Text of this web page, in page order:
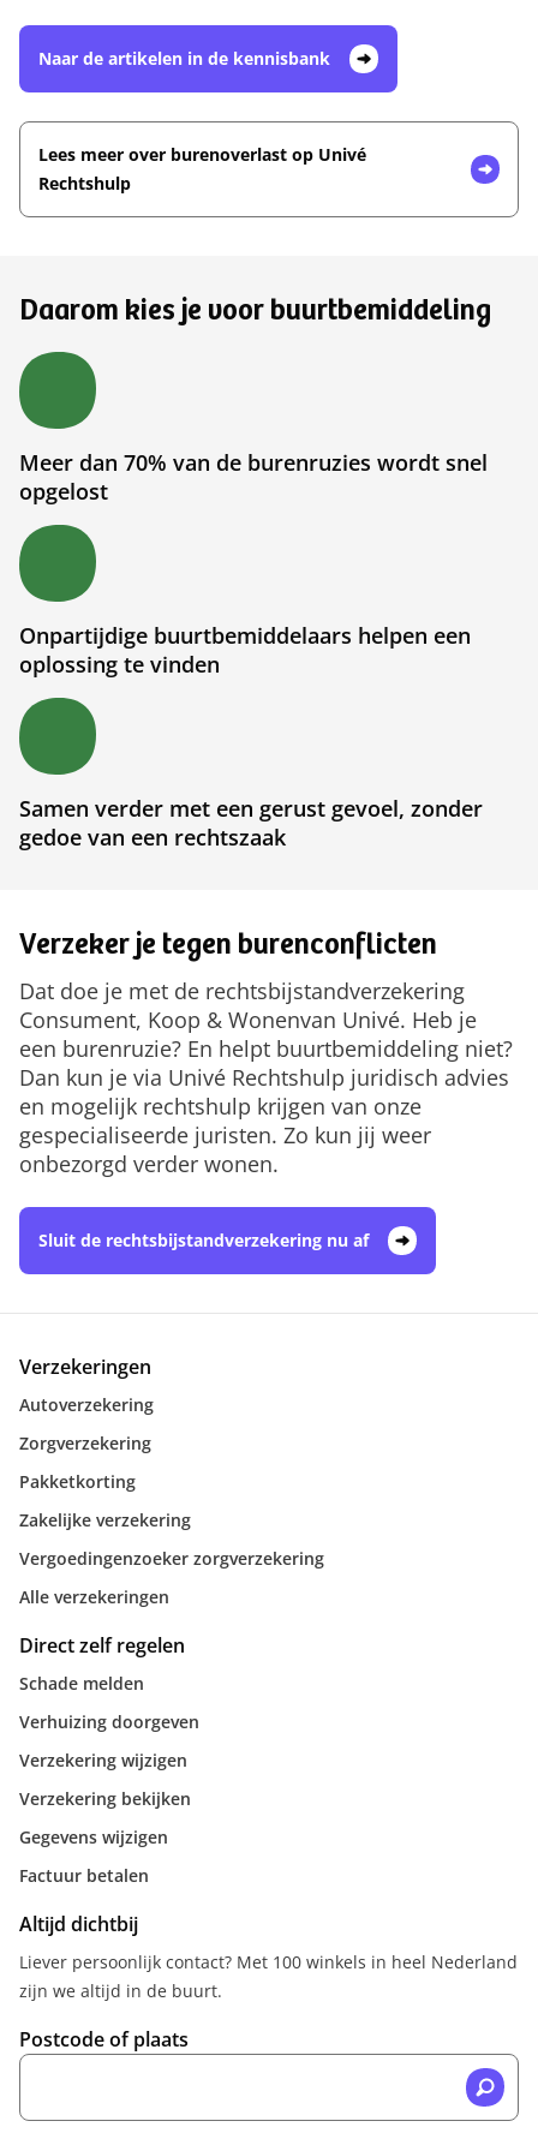
Naar de artikelen in de kennisbank
Lees meer over burenoverlast op Univé
Rechtshulp
Daarom kies je voor buurtbemiddeling
Meer dan 70% van de burenruzies wordt snel
opgelost
Onpartijdige buurtbemiddelaars helpen een
oplossing te vinden
Samen verder met een gerust gevoel, zonder
gedoe van een rechtszaak
Verzeker je tegen burenconflicten
Dat doe je met de rechtsbijstandverzekering
Consument, Koop & Wonenvan Univé. Heb je
een burenruzie? En helpt buurtbemiddeling niet?
Dan kun je via Univé Rechtshulp juridisch advies
en mogelijk rechtshulp krijgen van onze
gespecialiseerde juristen. Zo kun jij weer
onbezorgd verder wonen.
Sluit de rechtsbijstandverzekering nu af
Verzekeringen
Autoverzekering
Zorgverzekering
Pakketkorting
Zakelijke verzekering
Vergoedingenzoeker zorgverzekering
Alle verzekeringen
Direct zelf regelen
Schade melden
Verhuizing doorgeven
Verzekering wijzigen
Verzekering bekijken
Gegevens wijzigen
Factuur betalen
Altijd dichtbij
Liever persoonlijk contact? Met 100 winkels in heel Nederland
zijn we altijd in de buurt.
Postcode of plaats